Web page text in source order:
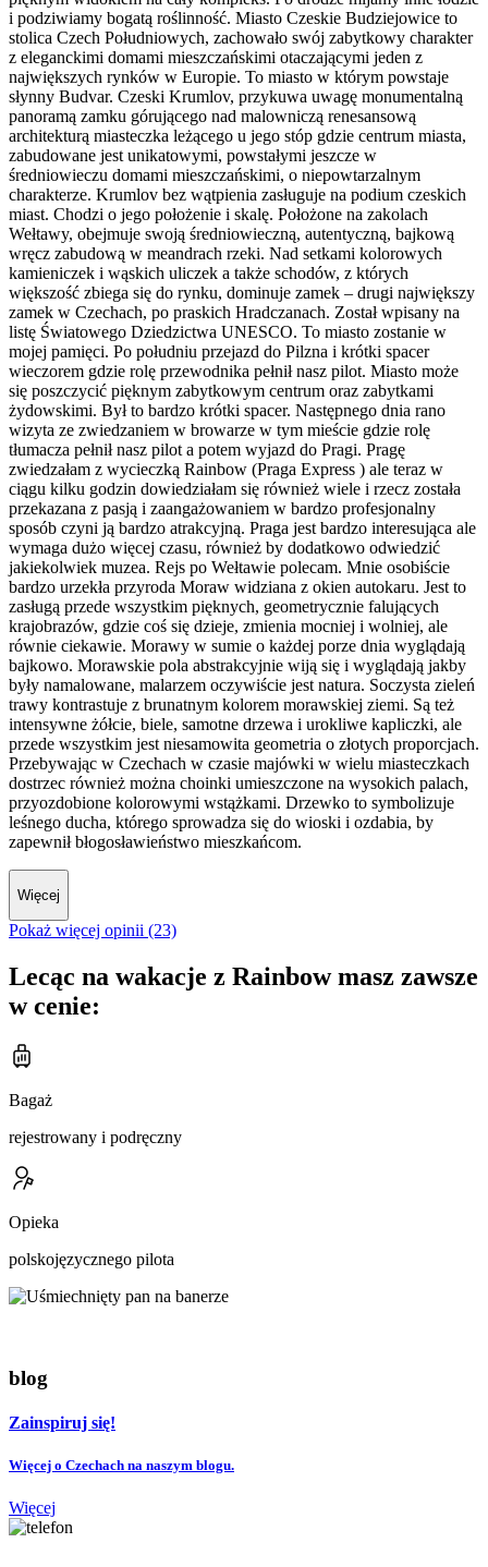
i podziwiamy bogatą roślinność. Miasto Czeskie Budziejowice to
stolica Czech Południowych, zachowało swój zabytkowy charakter
z eleganckimi domami mieszczańskimi otaczającymi jeden z
największych rynków w Europie. To miasto w którym powstaje
słynny Budvar. Czeski Krumlov, przykuwa uwagę monumentalną
panoramą zamku górującego nad malowniczą renesansową
architekturą miasteczka leżącego u jego stóp gdzie centrum miasta,
zabudowane jest unikatowymi, powstałymi jeszcze w
średniowieczu domami mieszczańskimi, o niepowtarzalnym
charakterze. Krumlov bez wątpienia zasługuje na podium czeskich
miast. Chodzi o jego położenie i skalę. Położone na zakolach
Wełtawy, obejmuje swoją średniowieczną, autentyczną, bajkową
wręcz zabudową w meandrach rzeki. Nad setkami kolorowych
kamieniczek i wąskich uliczek a także schodów, z których
większość zbiega się do rynku, dominuje zamek – drugi największy
zamek w Czechach, po praskich Hradczanach. Został wpisany na
listę Światowego Dziedzictwa UNESCO. To miasto zostanie w
mojej pamięci. Po południu przejazd do Pilzna i krótki spacer
wieczorem gdzie rolę przewodnika pełnił nasz pilot. Miasto może
się poszczycić pięknym zabytkowym centrum oraz zabytkami
żydowskimi. Był to bardzo krótki spacer. Następnego dnia rano
wizyta ze zwiedzaniem w browarze w tym mieście gdzie rolę
tłumacza pełnił nasz pilot a potem wyjazd do Pragi. Pragę
zwiedzałam z wycieczką Rainbow (Praga Express ) ale teraz w
ciągu kilku godzin dowiedziałam się również wiele i rzecz została
przekazana z pasją i zaangażowaniem w bardzo profesjonalny
sposób czyni ją bardzo atrakcyjną. Praga jest bardzo interesująca ale
wymaga dużo więcej czasu, również by dodatkowo odwiedzić
jakiekolwiek muzea. Rejs po Wełtawie polecam. Mnie osobiście
bardzo urzekła przyroda Moraw widziana z okien autokaru. Jest to
zasługą przede wszystkim pięknych, geometrycznie falujących
krajobrazów, gdzie coś się dzieje, zmienia mocniej i wolniej, ale
równie ciekawie. Morawy w sumie o każdej porze dnia wyglądają
bajkowo. Morawskie pola abstrakcyjnie wiją się i wyglądają jakby
były namalowane, malarzem oczywiście jest natura. Soczysta zieleń
trawy kontrastuje z brunatnym kolorem morawskiej ziemi. Są też
intensywne żółcie, biele, samotne drzewa i urokliwe kapliczki, ale
przede wszystkim jest niesamowita geometria o złotych proporcjach.
Przebywając w Czechach w czasie majówki w wielu miasteczkach
dostrzec również można choinki umieszczone na wysokich palach,
przyozdobione kolorowymi wstążkami. Drzewko to symbolizuje
leśnego ducha, którego sprowadza się do wioski i ozdabia, by
zapewnił błogosławieństwo mieszkańcom.
Więcej
Pokaż więcej opinii (23)
Lecąc na wakacje z Rainbow masz zawsze
w cenie:
Bagaż
rejestrowany i podręczny
Opieka
polskojęzycznego pilota
blog
Zainspiruj się!
Więcej o Czechach na naszym blogu.
Więcej